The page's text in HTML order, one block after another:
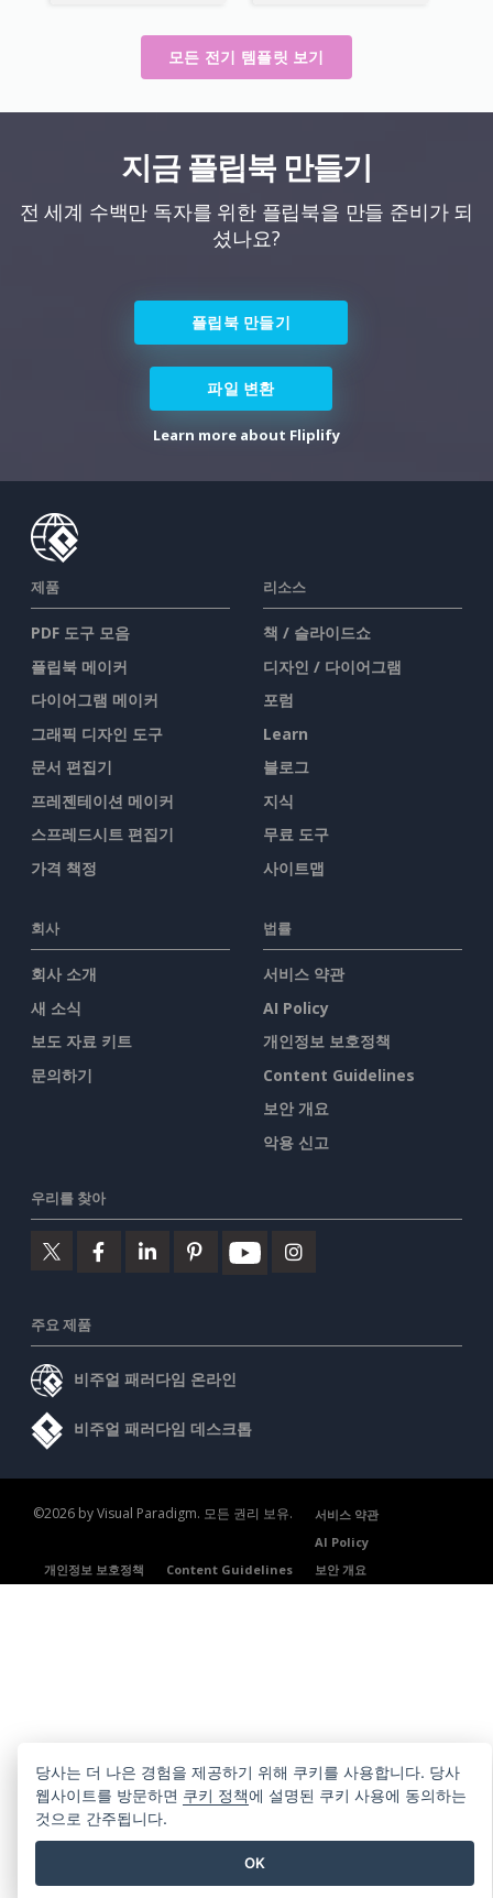
모든 전기 템플릿 보기
지금 플립북 만들기
전 세계 수백만 독자를 위한 플립북을 만들 준비가 되
셨나요?
플립북 만들기
파일 변환
Learn more about Fliplify
제품
PDF 도구 모음
플립북 메이커
다이어그램 메이커
그래픽 디자인 도구
문서 편집기
프레젠테이션 메이커
스프레드시트 편집기
가격 책정
리소스
책 / 슬라이드쇼
디자인 / 다이어그램
포럼
Learn
블로그
지식
무료 도구
사이트맵
회사
회사 소개
새 소식
보도 자료 키트
문의하기
법률
서비스 약관
AI Policy
개인정보 보호정책
Content Guidelines
보안 개요
악용 신고
우리를 찾아
주요 제품
비주얼 패러다임 온라인
비주얼 패러다임 데스크톱
©2026 by Visual Paradigm. 모든 권리 보유.
서비스 약관
AI Policy
개인정보 보호정책
Content Guidelines 보안 개요
당사는 더 나은 경험을 제공하기 위해 쿠키를 사용합니다. 당사
웹사이트를 방문하면 쿠키 정책에 설명된 쿠키 사용에 동의하는
것으로 간주됩니다.
OK